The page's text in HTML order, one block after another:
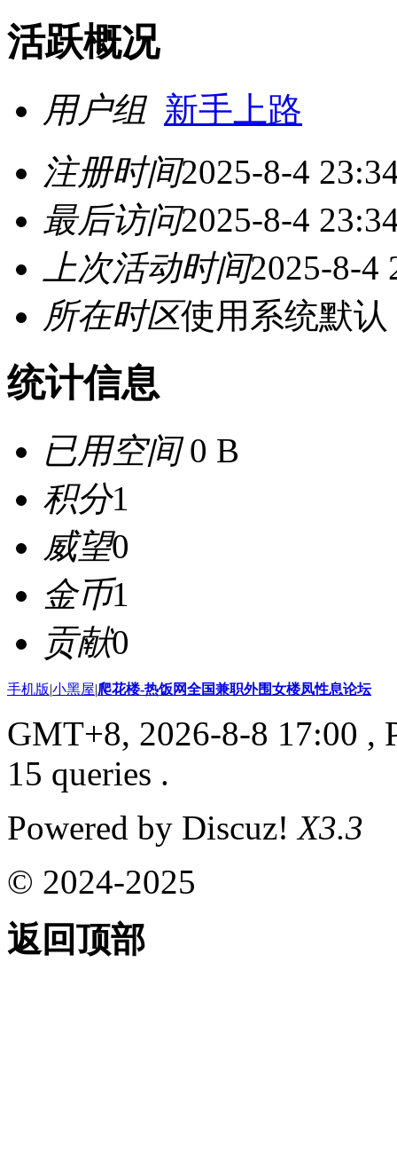
活跃概况
用户组 新手上路
注册时间2025-8-4
最后访问2025-8-4
上次活动时间2025-8-4
所在时区使用系统默认
统计信息
已用空间0 B
积分1
威望0
金币1
贡献0
手机版|小黑屋|爬花楼-热饭网全国兼职外围女楼凤性息论坛
GMT+8, 2026-8-8 17:00 ,
15 queries .
Powered by Discuz!X3.3
© 2024-2025
返回顶部